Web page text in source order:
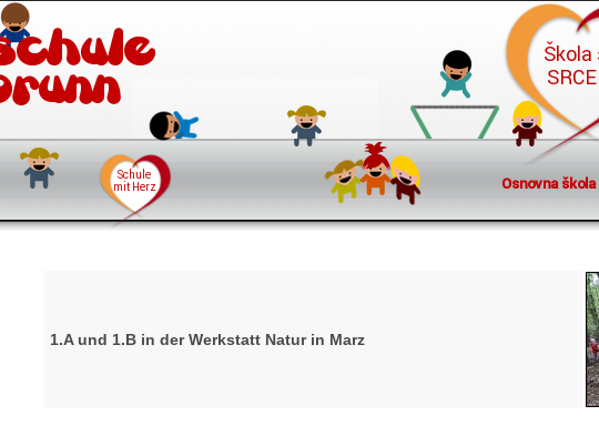
1.A und 1.B in der Werkstatt Natur in Marz